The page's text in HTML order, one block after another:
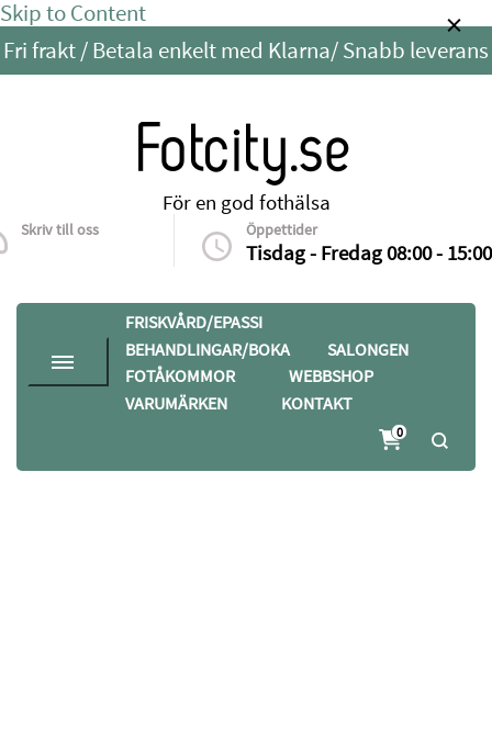
Skip to Content
Fri frakt / Betala enkelt med Klarna/ Snabb leverans
Fotcity.se
För en god fothälsa
Skriv till oss Öppettider
Tisdag - Fredag 08:00 - 15:00
FRISKVÅRD/EPASSI
BEHANDLINGAR/BOKA
SALONGEN
FOTÅKOMMOR
WEBBSHOP
VARUMÄRKEN
KONTAKT
0